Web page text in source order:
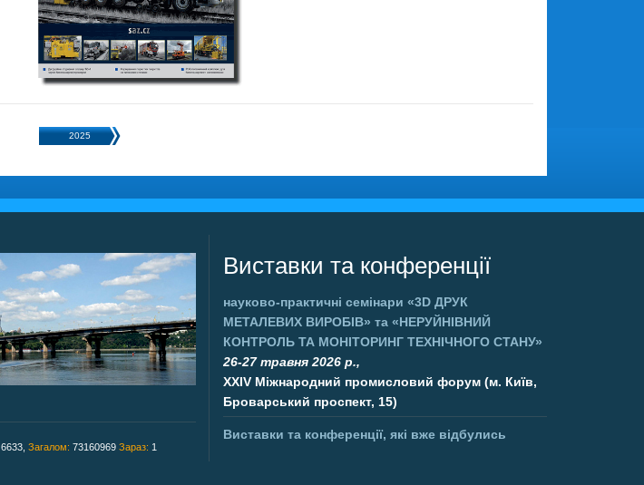
2025
6633, Загалом: 73160969 Зараз: 1
Виставки та конференції
науково-практичні семінари«3D ДРУК
МЕТАЛЕВИХ ВИРОБІВ» та«НЕРУЙНІВНИЙ
КОНТРОЛЬ ТА МОНІТОРИНГ ТЕХНІЧНОГО СТАНУ»
26-27 травня 2026 р.,
XXIV Міжнародний промисловий форум (м. Київ,
Броварський проспект, 15)
Виставки та конференції, які вже відбулись